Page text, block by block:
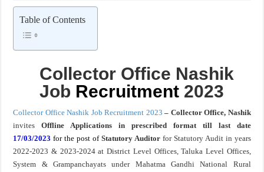
आनंदाची बातमी ! MPSC तलाठी भरती एकूण १५३९ रिक्त जागा त्वरित जाणून घ्या परीक्षेचे
Table of Contents
Collector Office Nashik
Job Recruitment 2023
Collector Office Nashik Job Recruitment 2023 – Collector Office, Nashik
invites Offline Applications in prescribed format till last date
17/03/2023 for the post ofStatutory Auditor for Statutory Audit in years
2022-2023 & 2023-2024 at District Level Offices, Taluka Level Offices,
System & Grampanchayats under Mahatma Gandhi National Rural